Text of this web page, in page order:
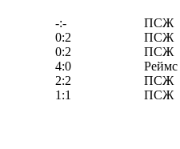
-:-
ПСЖ
0:2
ПСЖ
0:2
ПСЖ
4:0
Реймс
2:2
ПСЖ
1:1
ПСЖ